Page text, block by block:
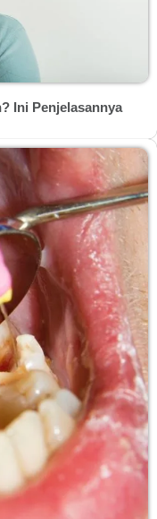
Ini Penjelasannya